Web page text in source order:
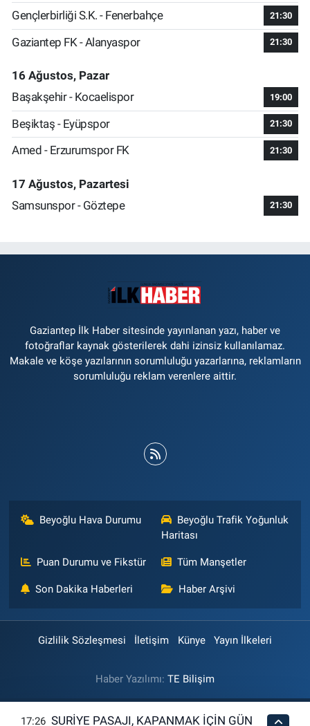
Gençlerbirliği S.K. - Fenerbahçe 21:30
Gaziantep FK - Alanyaspor 21:30
16 Ağustos, Pazar
Başakşehir - Kocaelispor
19:00
Beşiktaş - Eyüpspor 21:30
Amed - Erzurumspor FK 21:30
17 Ağustos, Pazartesi
Samsunspor - Göztepe
21:30
Gaziantep İlk Haber sitesinde yayınlanan yazı, haber ve
fotoğraflar kaynak gösterilerek dahi izinsiz kullanılamaz.
Makale ve köşe yazılarının sorumluluğu yazarlarına, reklamların
sorumluluğu reklam verenlere aittir.
Beyoğlu Hava Durumu
Beyoğlu Trafik Yoğunluk
Haritası
Puan Durumu ve Fikstür Tüm Manşetler
Son Dakika Haberleri Haber Arşivi
Gizlilik Sözleşmesi İletişim Künye Yayın İlkeleri
Haber Yazılımı: TE Bilişim
17:26 SURİYE PASAJI, KAPANMAK İÇİN GÜN